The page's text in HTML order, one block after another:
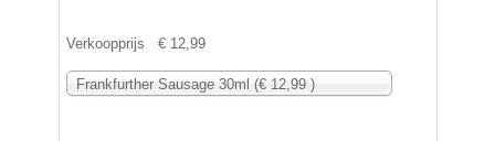
Verkoopprijs € 12,99
Frankfurther Sausage 30ml (€ 12,99 )